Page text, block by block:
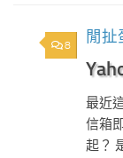
8 閒扯
最近
信箱
起？